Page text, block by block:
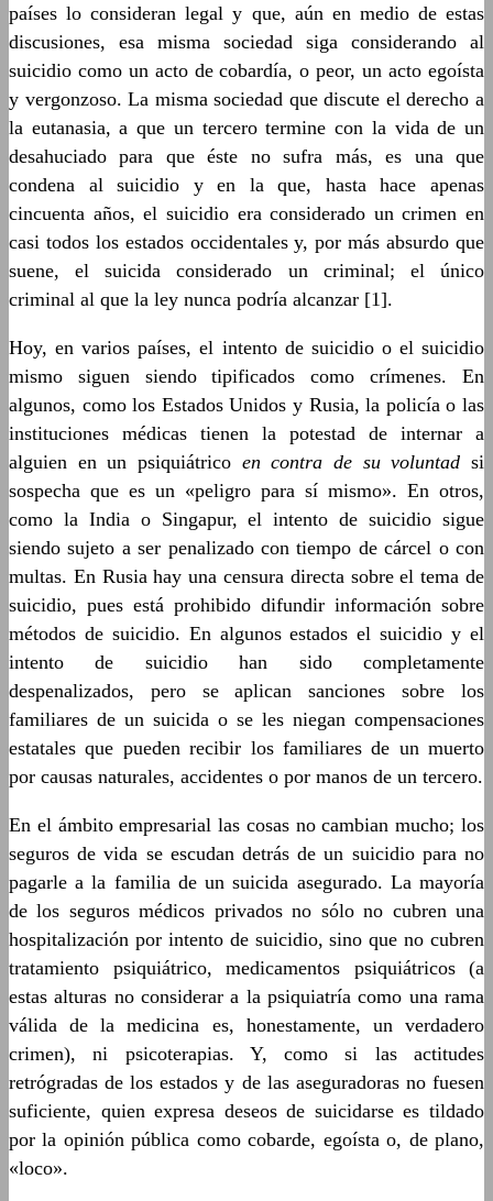
países lo consideran legal y que, aún en medio de estas
discusiones, esa misma sociedad siga considerando al
suicidio como un acto de cobardía, o peor, un acto egoísta
y vergonzoso. La misma sociedad que discute el derecho a
la eutanasia, a que un tercero termine con la vida de un
desahuciado para que éste no sufra más, es una que
condena al suicidio y en la que, hasta hace apenas
cincuenta años, el suicidio era considerado un crimen en
casi todos los estados occidentales y, por más absurdo que
suene, el suicida considerado un criminal; el único
criminal al que la ley nunca podría alcanzar [1].
Hoy, en varios países, el intento de suicidio o el suicidio
mismo siguen siendo tipificados como crímenes. En
algunos, como los Estados Unidos y Rusia, la policía o las
instituciones médicas tienen la potestad de internar a
alguien en un psiquiátrico en contra de su voluntad si
sospecha que es un «peligro para sí mismo». En otros,
como la India o Singapur, el intento de suicidio sigue
siendo sujeto a ser penalizado con tiempo de cárcel o con
multas. En Rusia hay una censura directa sobre el tema de
suicidio, pues está prohibido difundir información sobre
métodos de suicidio. En algunos estados el suicidio y el
intento de suicidio han sido completamente
despenalizados, pero se aplican sanciones sobre los
familiares de un suicida o se les niegan compensaciones
estatales que pueden recibir los familiares de un muerto
por causas naturales, accidentes o por manos de un tercero.
En el ámbito empresarial las cosas no cambian mucho; los
seguros de vida se escudan detrás de un suicidio para no
pagarle a la familia de un suicida asegurado. La mayoría
de los seguros médicos privados no sólo no cubren una
hospitalización por intento de suicidio, sino que no cubren
tratamiento psiquiátrico, medicamentos psiquiátricos (a
estas alturas no considerar a la psiquiatría como una rama
válida de la medicina es, honestamente, un verdadero
crimen), ni psicoterapias. Y, como si las actitudes
retrógradas de los estados y de las aseguradoras no fuesen
suficiente, quien expresa deseos de suicidarse es tildado
por la opinión pública como cobarde, egoísta o, de plano,
«loco».